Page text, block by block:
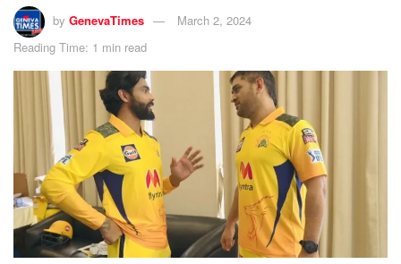
by GenevaTimes
March 2, 2024
Reading Time: 1 min read